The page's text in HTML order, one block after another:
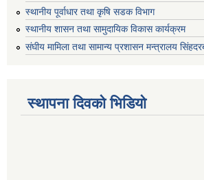
स्थानीय पूर्वाधार तथा कृषि सडक विभाग
स्थानीय शासन तथा सामुदायिक विकास कार्यक्रम
संघीय मामिला तथा सामान्य प्रशासन मन्त्रालय
स्थापना दिवको भिडियो